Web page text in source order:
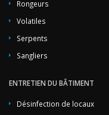
Rongeurs
Volatiles
Serpents
Sangliers
ENTRETIEN DU BÂTIMENT
Désinfection de locaux